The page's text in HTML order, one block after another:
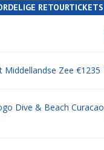
RETOURTICKETS
Middellandse Zee €1235
Dive & Beach Curacao